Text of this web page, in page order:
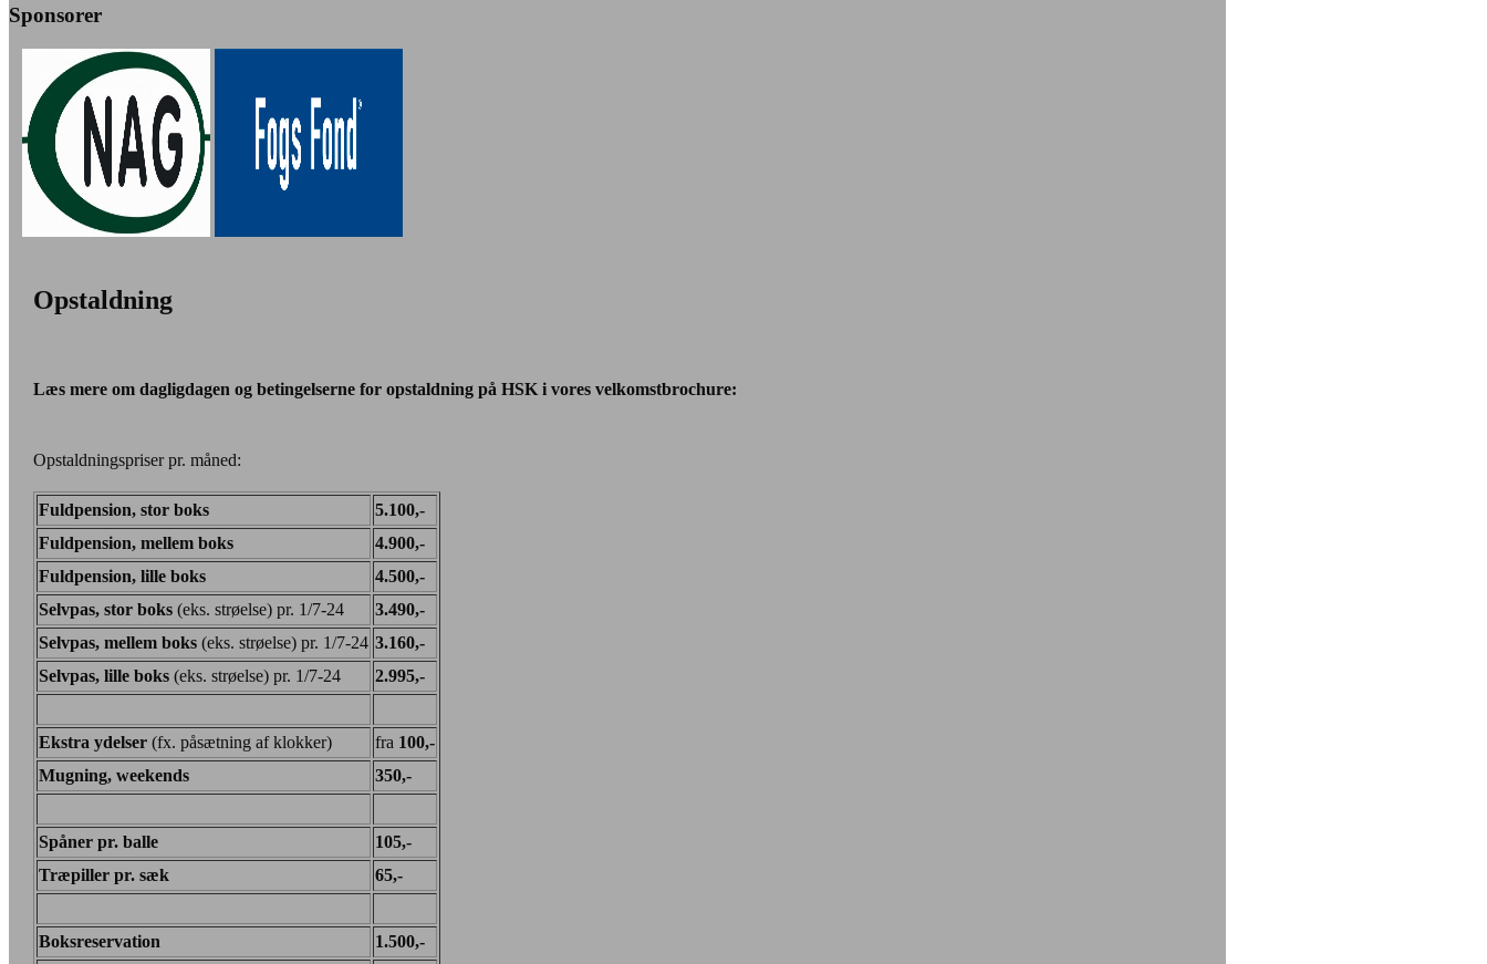
Sponsorer
Opstaldning
Læs mere om dagligdagen og betingelserne for opstaldning på HSK i vores velkomstbrochure:
Opstaldningspriser pr. måned:
Fuldpension, stor boks
5.100,-
Fuldpension, mellem boks
4.900,-
Fuldpension, lille boks
4.500,-
Selvpas, stor boks (eks. strøelse) pr. 1/7-24
3.490,-
Selvpas, mellem boks (eks. strøelse) pr. 1/7-24 3.160,-
Selvpas, lille boks (eks. strøelse) pr. 1/7-24 2.995,-
Ekstra ydelser (fx. påsætning af klokker) fra 100,-
Mugning, weekends
350,-
Spåner pr. balle
105,-
Træpiller pr. sæk
65,-
Boksreservation
1.500,-